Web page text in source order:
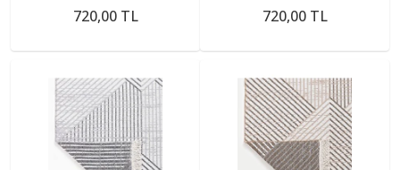
Halısı
720,00 TL
Halısı
720,00 TL